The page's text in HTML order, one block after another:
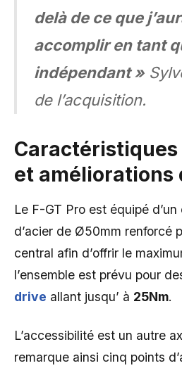
delà de ce que
accomplir en tant
indépendant »
de l’acquisition.
et améliorations
Le F-GT Pro est équipé
d’acier de Ø50mm renforcé
central afin d’offrir le
l’ensemble est prévu pour
drive allant jusqu’ à 25Nm.
L’accessibilité est un autre
remarque ainsi cinq points